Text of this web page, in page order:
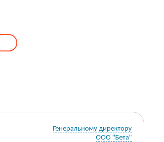
Генеральному директору
ООО "Бета"